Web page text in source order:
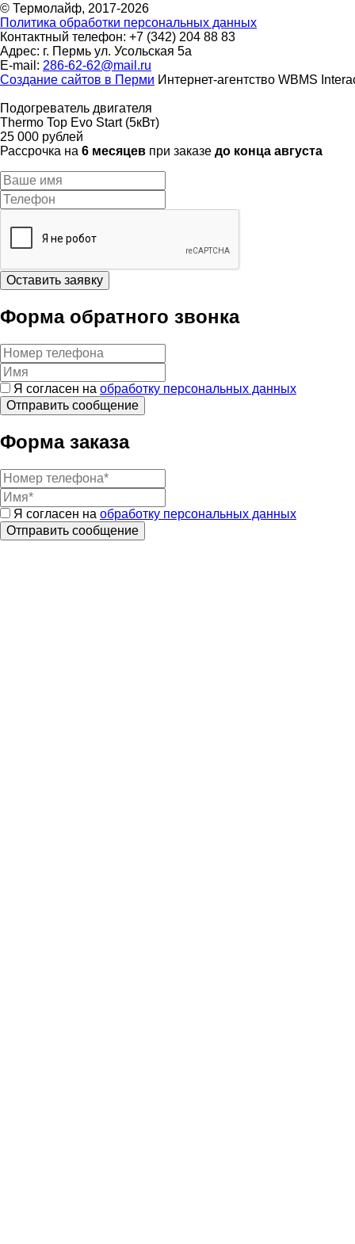
© Термолайф, 2017-2026
Политика обработки персональных данных
Контактный телефон: +7 (342) 204 88 83
Адрес: г. Пермь ул. Усольская 5а
E-mail: 286-62-62@mail.ru
Cоздание сайтов в Перми Интернет-агентство WBMS
Подогреватель двигателя
Thermo Top Evo Start (5кВт)
25 000 рублей
Рассрочка на 6 месяцев при заказе до конца августа
Оставить заявку
Форма обратного звонка
Я согласен на обработку персональных данных
Форма заказа
Я согласен на обработку персональных данных